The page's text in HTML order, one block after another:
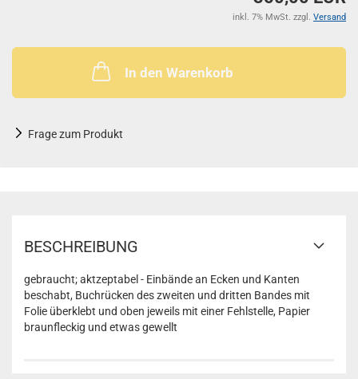
inkl. 7% MwSt. zzgl. Versand
In den Warenkorb
Frage zum Produkt
BESCHREIBUNG
gebraucht; aktzeptabel - Einbände an Ecken und Kanten
beschabt, Buchrücken des zweiten und dritten Bandes mit
Folie überklebt und oben jeweils mit einer Fehlstelle, Papier
braunfleckig und etwas gewellt